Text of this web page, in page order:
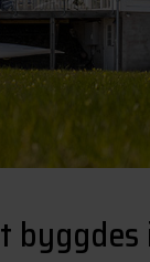
byggdes